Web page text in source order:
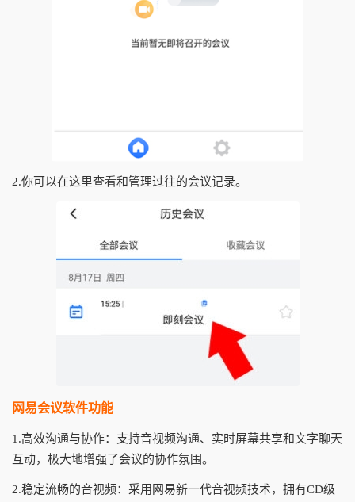
2.你可以在这里查看和管理过往的会议记录。
网易会议软件功能
1.高效沟通与协作：支持音视频沟通、实时屏幕共享和文字聊天
互动，极大地增强了会议的协作氛围。
2.稳定流畅的音视频：采用网易新一代音视频技术，拥有CD级